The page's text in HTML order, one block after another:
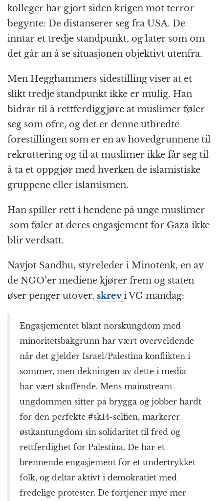
kolleger har gjort siden krigen mot terror
begynte: De distanserer seg fra USA. De
inntar et tredje standpunkt, og later som om
det går an å se situasjonen objektivt utenfra.
Men Hegghammers sidestilling viser at et
slikt tredje standpunkt ikke er mulig. Han
bidrar til å rettferdiggjøre at muslimer føler
seg som ofre, og det er denne utbredte
forestillingen som er en av hovedgrunnene til
rekruttering og til at muslimer ikke får seg til
å ta et oppgjør med hverken de islamistiske
gruppene eller islamismen.
Han spiller rett i hendene på unge muslimer
som føler at deres engasjement for Gaza ikke
blir verdsatt.
Navjot Sandhu, styreleder i Minotenk, en av
de NGO’er mediene kjører frem og staten
øser penger utover, skrevi VG mandag:
Engasjementet blant norskungdom med
minoritetsbakgrunn har vært overveldende
når det gjelder Israel/Palestina konflikten i
sommer, men dekningen av dette i media
har vært skuffende. Mens mainstream-
ungdommen sitter på brygga og jobber hardt
for den perfekte #sk14-selfien, markerer
østkantungdom sin solidaritet til fred og
rettferdighet for Palestina. De har et
brennende engasjement for et undertrykket
folk, og deltar aktivt i demokratiet med
fredelige protester. De fortjener mye mer